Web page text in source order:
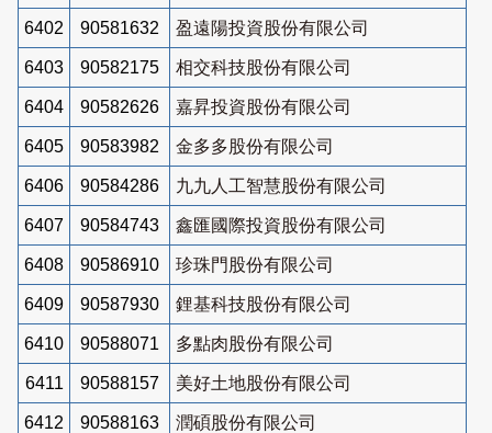
6402 90581632 盈遠陽投資股份有限公司
6403 90582175 相交科技股份有限公司
6404 90582626 嘉昇投資股份有限公司
6405 90583982 金多多股份有限公司
6406 90584286 九九人工智慧股份有限公司
6407 90584743 鑫匯國際投資股份有限公司
6408 90586910 珍珠門股份有限公司
6409 90587930 鋰基科技股份有限公司
6410 90588071 多點肉股份有限公司
6411 90588157 美好土地股份有限公司
6412 90588163 潤碩股份有限公司